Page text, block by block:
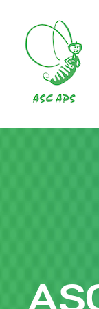
contenuto
principale